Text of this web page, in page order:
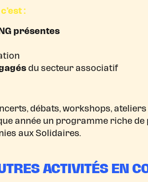
:
présentes
du secteur associatif
débats, workshops,
année un programme riche
aux Solidaires.
ACTIVITÉS EN